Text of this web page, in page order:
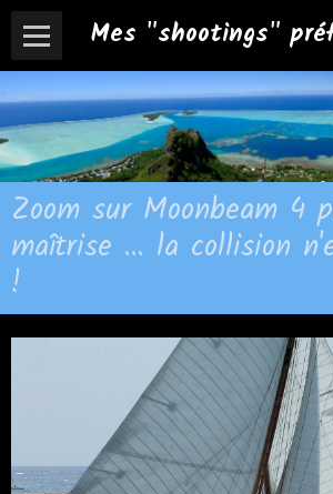
Mes "shootings"
Zoom sur Moonbeam 4
maîtrise ... la collision
!